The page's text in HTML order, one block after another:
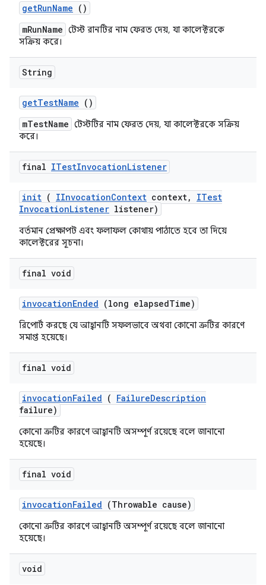
getRunName ()
mRunName টেস্ট রানটির নাম ফেরত দেয়, যা কালেক্টরকে
সক্রিয় করে।
String
getTestName ()
mTestName টেস্টটির নাম ফেরত দেয়, যা কালেক্টরকে সক্রিয়
করে।
final ITestInvocationListener
init ( IInvocationContext context,
ITest
InvocationListener listener)
বর্তমান প্রেক্ষাপট এবং ফলাফল কোথায় পাঠাতে হবে তা দিয়ে
কালেক্টরের সূচনা।
final void
invocationEnded (long elapsedTime)
রিপোর্ট করছে যে আহ্বানটি সফলভাবে অথবা কোনো ত্রুটির কারণে
সমাপ্ত হয়েছে।
final void
invocationFailed ( FailureDescription
failure)
কোনো ত্রুটির কারণে আহ্বানটি অসম্পূর্ণ রয়েছে বলে জানানো
হয়েছে।
final void
invocationFailed (Throwable cause)
কোনো ত্রুটির কারণে আহ্বানটি অসম্পূর্ণ রয়েছে বলে জানানো
হয়েছে।
void